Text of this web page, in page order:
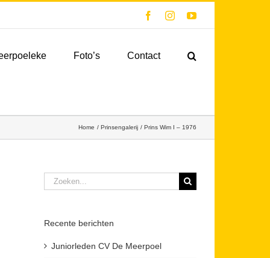
FacebookInstagramYouTube
Foto’s Contact
Home Prinsengalerij Prins Wim I – 1976
Zoeken
naar:
Recente berichten
Juniorleden CV De Meerpoel